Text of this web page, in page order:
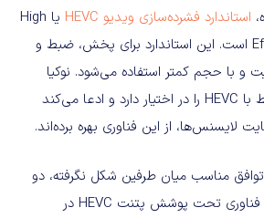
استاندارد فشرده‌سازی ویدیو HEVC
یا High
Efficiency Video Coding است. این استاندارد برای پخش، ضبط و
و با حجم کمتر استفاده می‌شود. نوکیا
بخشی از پتنت‌های مرتبط با HEVC را در اختیار دارد و ادعا می‌کند
لایسنس‌ها، از این فناوری بهره برده‌اند.
مناسب میان طرفین شکل نگرفته، دو
شرکت ایسر و ایسوس از فناوری تحت پوشش پتنت HEVC در